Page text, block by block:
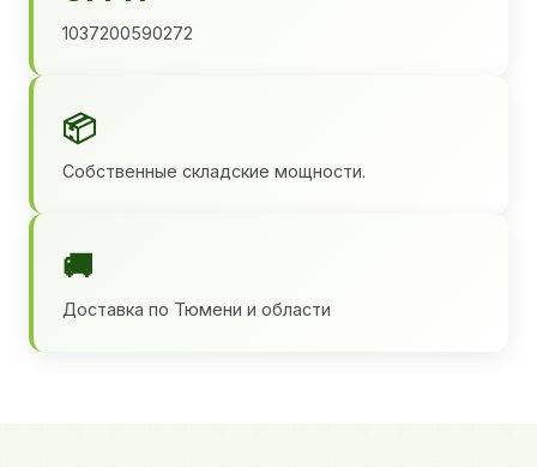
1037200590272
📦
Собственные складские мощности.
🚚
Доставка по Тюмени и области